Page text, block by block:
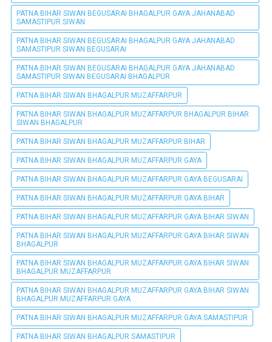
PATNA BIHAR SIWAN BEGUSARAI BHAGALPUR GAYA JAHANABAD
SAMASTIPUR SIWAN
PATNA BIHAR SIWAN BEGUSARAI BHAGALPUR GAYA JAHANABAD
SAMASTIPUR SIWAN BEGUSARAI
PATNA BIHAR SIWAN BEGUSARAI BHAGALPUR GAYA JAHANABAD
SAMASTIPUR SIWAN BEGUSARAI BHAGALPUR
PATNA BIHAR SIWAN BHAGALPUR MUZAFFARPUR
PATNA BIHAR SIWAN BHAGALPUR MUZAFFARPUR BHAGALPUR BIHAR
SIWAN BHAGALPUR
PATNA BIHAR SIWAN BHAGALPUR MUZAFFARPUR BIHAR
PATNA BIHAR SIWAN BHAGALPUR MUZAFFARPUR GAYA
PATNA BIHAR SIWAN BHAGALPUR MUZAFFARPUR GAYA BEGUSARAI
PATNA BIHAR SIWAN BHAGALPUR MUZAFFARPUR GAYA BIHAR
PATNA BIHAR SIWAN BHAGALPUR MUZAFFARPUR GAYA BIHAR SIWAN
PATNA BIHAR SIWAN BHAGALPUR MUZAFFARPUR GAYA BIHAR SIWAN
BHAGALPUR
PATNA BIHAR SIWAN BHAGALPUR MUZAFFARPUR GAYA BIHAR SIWAN
BHAGALPUR MUZAFFARPUR
PATNA BIHAR SIWAN BHAGALPUR MUZAFFARPUR GAYA BIHAR SIWAN
BHAGALPUR MUZAFFARPUR GAYA
PATNA BIHAR SIWAN BHAGALPUR MUZAFFARPUR GAYA SAMASTIPUR
PATNA BIHAR SIWAN BHAGALPUR SAMASTIPUR